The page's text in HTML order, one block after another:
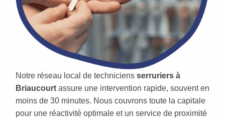
Notre réseau local de techniciens serruriers à
Briaucourt assure une intervention rapide, souvent en
moins de 30 minutes. Nous couvrons toute la capitale
pour une réactivité optimale et un service de proximité